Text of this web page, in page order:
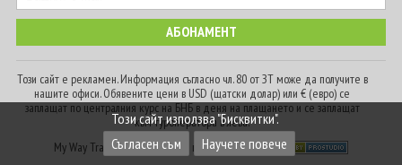
Този сайт е рекламен. Информация съгласно чл. 80 от ЗТ може да получите в
нашите офиси. Обявените цени в USD (щатски долар) или € (евро) се
заплащат по централния курс на БНБ в деня на плащането и се заплащат
към туроператора в лева.
My Way Travel © 2016. Всички права запазени
Този сайт използва "Бисквитки".
Съгласен съм
Научете повече